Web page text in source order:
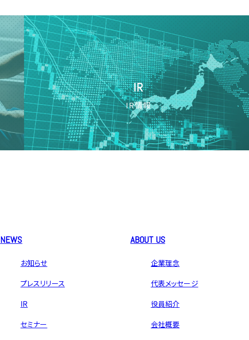
IR
IR情報
NEWS
お知らせ
プレスリリース
IR
セミナー
ABOUT US
企業理念
代表メッセージ
役員紹介
会社概要